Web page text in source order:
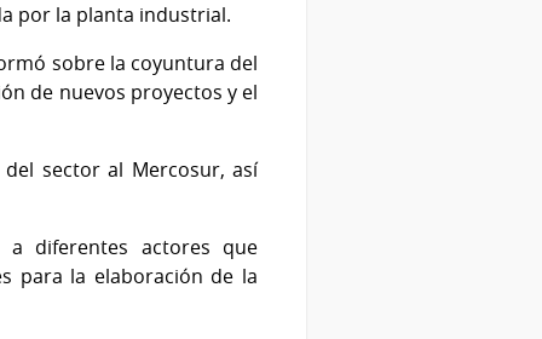
por la planta industrial.
sobre la coyuntura del
de nuevos proyectos y el
sector al Mercosur, así
a diferentes actores que
para la elaboración de la